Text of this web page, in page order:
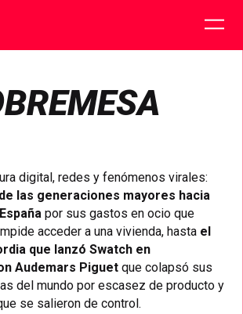
digital, redes y fenómenos virales:
las generaciones mayores hacia
por sus gastos en ocio que
acceder a una vivienda, hasta el
que lanzó Swatch en
Audemars Piguetque colapsó sus
del mundo por escasez de producto y
se salieron de control.